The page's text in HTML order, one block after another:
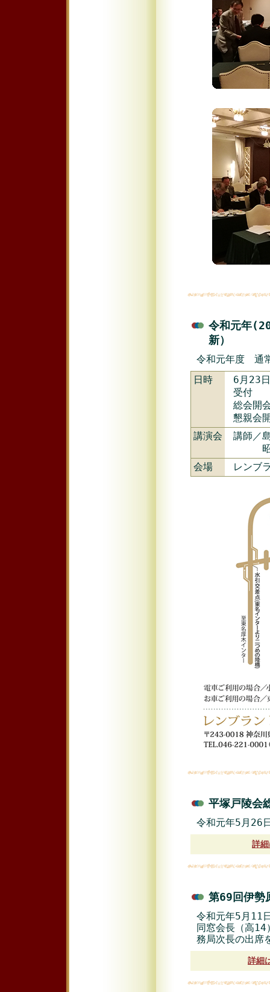
令和元年
新）
令和元年度 通
日時
6月23
受付
総会開
懇親会
講演会
講師／
昭和
会場
レンブ
平塚戸陵会
令和元年5月26
詳
第69回伊
令和元年5月11
同窓会長（高14
務局次長の出席
詳細